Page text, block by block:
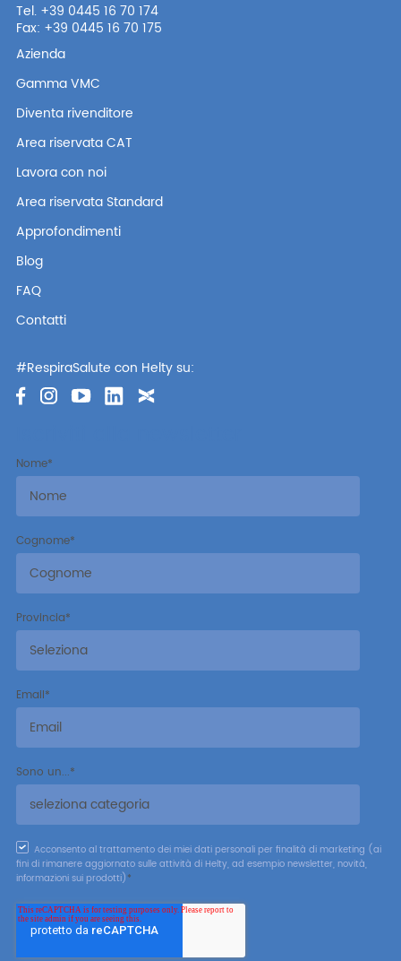
Tel. +39 0445 16 70 174
Fax: +39 0445 16 70 175
Azienda
Gamma VMC
Diventa rivenditore
Area riservata CAT
Lavora con noi
Area riservata Standard
Approfondimenti
Blog
FAQ
Contatti
#RespiraSalute con Helty su:
Nome*
Cognome*
Provincia*
Email*
Sono un...*
Acconsento al trattamento dei miei dati personali per finalità di marketing (ai
fini di rimanere aggiornato sulle attività di Helty, ad esempio newsletter, novità,
informazioni sui prodotti)*